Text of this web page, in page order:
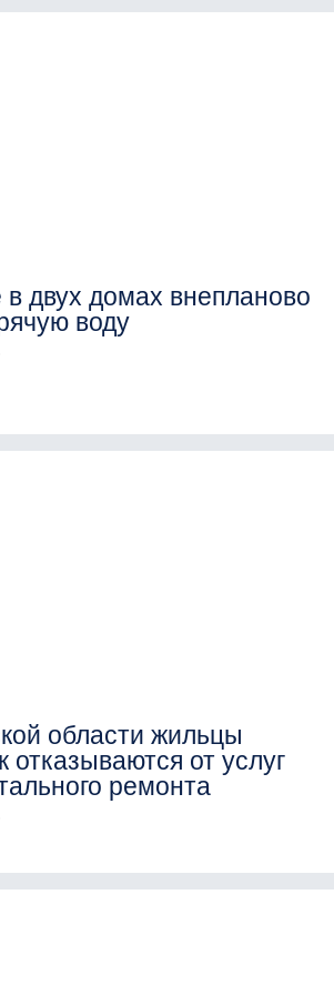
двух домах внепланово
воду
области жильцы
отказываются от услуг
ремонта